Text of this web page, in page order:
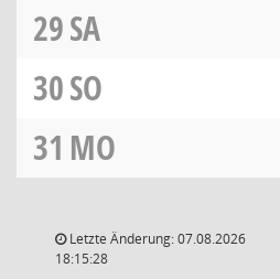
29SA
30SO
31 MO
Letzte Änderung: 07.08.2026
18:15:28